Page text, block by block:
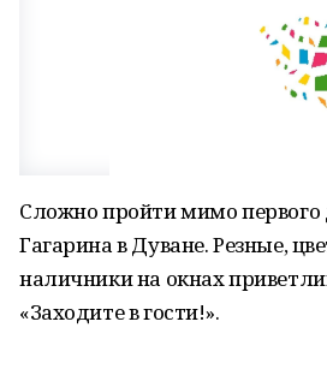
Сложно пройти мимо
Гагарина в Дуване. Резные,
наличники на окнах
«Заходите в гости!».